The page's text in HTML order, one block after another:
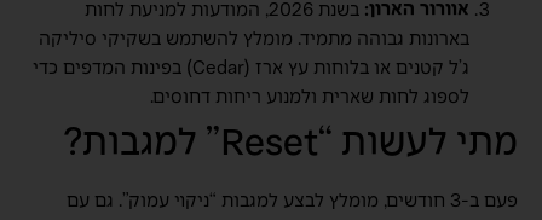
אוורור הארון:
בשנת 2026, המודעות למניעת לחות
בארונות גבוהה מתמיד. מומלץ להשתמש בשקיקי סיליקה
ג’ל קטנים או בלוחות עץ ארז (Cedar) בפינות המדפים כדי
לספוג לחות שארית ולמנוע ריחות דחוסים.
מתי לעשות “Reset” למגבות?
פעם ב-3 חודשים, מומלץ לבצע למגבות “ניקוי עמוק”. גם עם